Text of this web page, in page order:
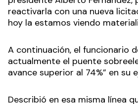
reactivarla con una nueva
hoy la estamos viendo
A continuación, el funcionario
actualmente el puente
avance superior al 74%” en su
Describió en esa misma línea